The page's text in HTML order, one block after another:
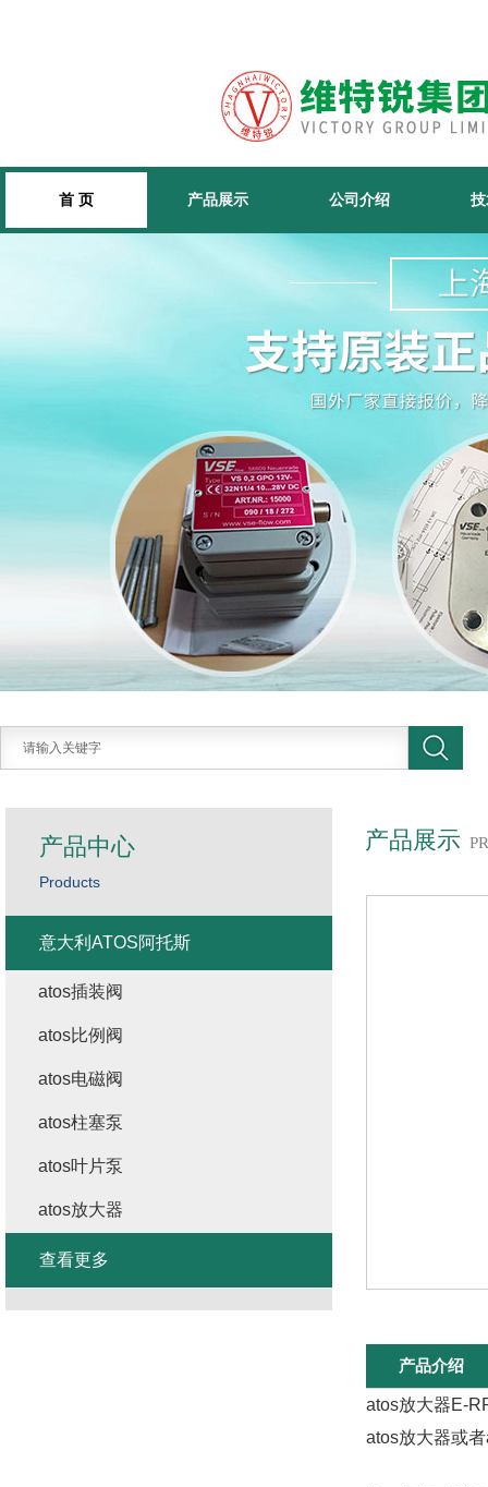
首 页 产品展示 公司介绍
产品展示
产品介绍
atos放大器E-
atos放大器或
产品中心
Products
意大利ATOS阿托斯
atos插装阀
atos比例阀
atos电磁阀
atos柱塞泵
atos叶片泵
atos放大器
查看更多